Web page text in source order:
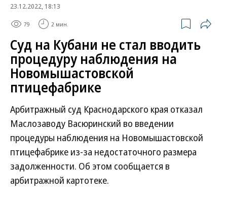
23.12.2022, 18:13
79 2 мин.
Суд на Кубани не стал вводить
процедуру наблюдения на
Новомышастовской
птицефабрике
Арбитражный суд Краснодарского края отказал
Маслозаводу Васюринский во введении
процедуры наблюдения на Новомышастовской
птицефабрике из-за недостаточного размера
задолженности. Об этом сообщается в
арбитражной картотеке.